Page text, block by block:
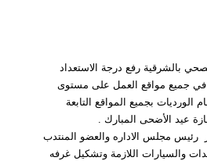
بالشرقية رفع درجة الاستعداد
في جميع مواقع العمل على مستوى
الورديات بجميع المواقع التابعة
عيد الأضحى المبارك .
رئيس مجلس الاداره والعضو المنتدب
والسيارات اللازمة وتشكيل غرفه